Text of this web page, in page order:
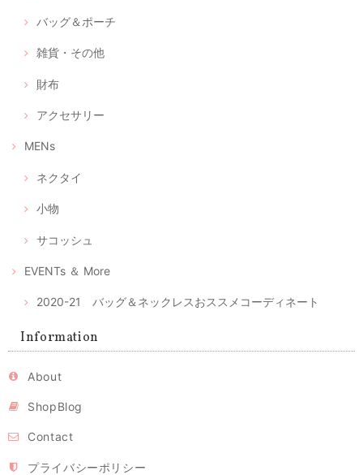
バッグ＆ポーチ
雑貨・その他
財布
アクセサリー
MENs
ネクタイ
小物
サコッシュ
EVENTs ＆ More
2020-21 バッグ＆ネックレスおススメコーディネート
Information
About
ShopBlog
Contact
プライバシーポリシー